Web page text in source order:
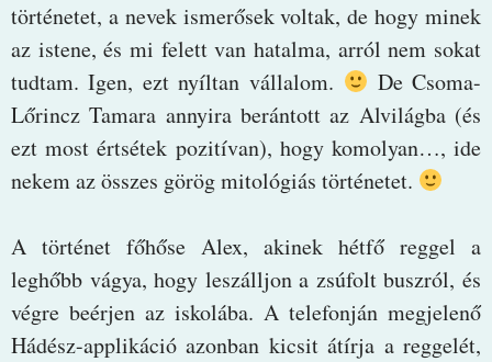
történetet, a nevek ismerősek voltak, de hogy minek
az istene, és mi felett van hatalma, arról nem sokat
tudtam. Igen, ezt nyíltan vállalom.
De Csoma-
Lőrincz Tamara annyira berántott az Alvilágba (és
ezt most értsétek pozitívan), hogy komolyan…, ide
nekem az összes görög mitológiás történetet.
A történet főhőse Alex, akinek hétfő reggel a
leghőbb vágya, hogy leszálljon a zsúfolt buszról, és
végre beérjen az iskolába. A telefonján megjelenő
Hádész-applikáció azonban kicsit átírja a reggelét,